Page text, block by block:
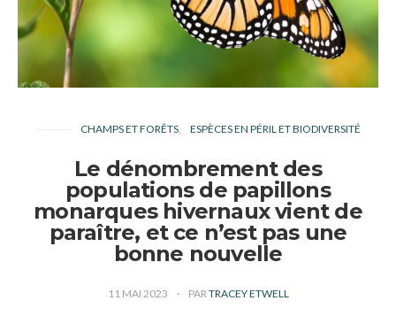
CHAMPS ET FORÊTS ESPÈCES EN PÉRIL ET BIODIVERSITÉ
Le dénombrement des
populations de papillons
monarques hivernaux vient de
paraître, et ce n’est pas une
bonne nouvelle
11 MAI 2023 PAR TRACEY ETWELL